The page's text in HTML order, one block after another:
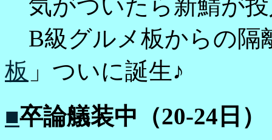
気がついたら新鯖が
B級グルメ板からの隔
板 」ついに誕生♪
■卒論艤装中（20-24日）